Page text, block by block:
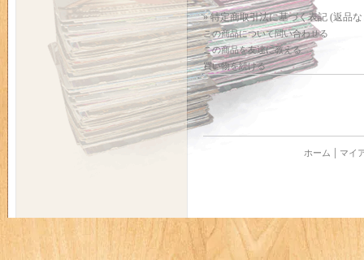
» 特定商取引法に基づく表記 (返品
この商品について問い合わせる
この商品を友達に教える
買い物を続ける
ホーム マイ